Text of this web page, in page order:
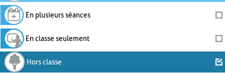
En plusieurs séances
En classe seulement
Hors classe